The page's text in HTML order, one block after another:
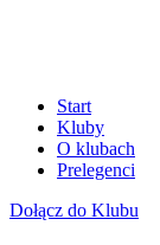
Start
Kluby
O klubach
Prelegenci
Dołącz do Klubu